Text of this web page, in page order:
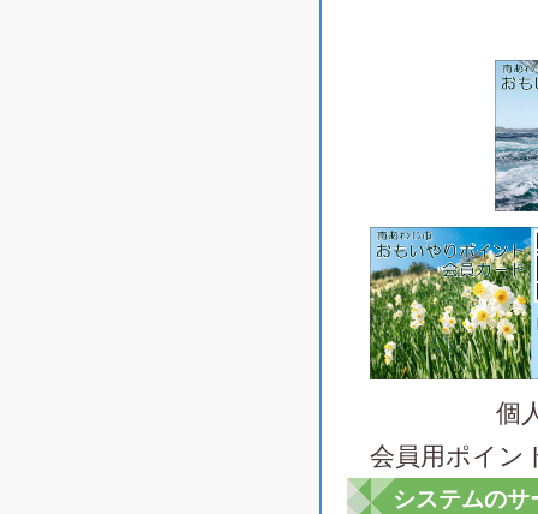
個人会
会員用ポイン
システムの